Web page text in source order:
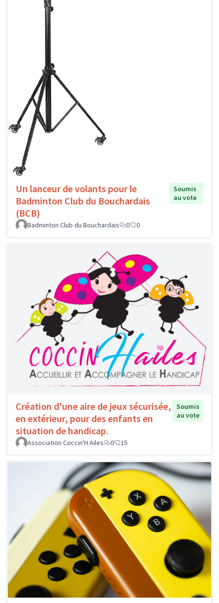
Un lanceur de volants pour le
Badminton Club du Bouchardais
(BCB)
Soumis
au vote
Badminton Club du Bouchardais 0 0
Création d'une aire de jeux sécurisée,
en extérieur, pour des enfants en
situation de handicap.
Soumis
au vote
Association Coccin'H Ailes 0 15